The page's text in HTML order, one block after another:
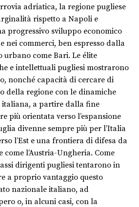
adriatica, la regione pugliese
rispetto a Napoli e
progressivo sviluppo economico
nei commerci, ben espresso dalla
urbano come Bari. Le élite
e intellettuali pugliesi mostrarono
nonché capacità di cercare di
della regione con le dinamiche
italiana, a partire dalla fine
più orientata verso l’espansione
divenne sempre più per l’Italia
l’Est e una frontiera di difesa da
l’Austria-Ungheria. Come
dirigenti pugliesi tentarono in
a proprio vantaggio questo
nazionale italiano, ad
o, in alcuni casi, con la